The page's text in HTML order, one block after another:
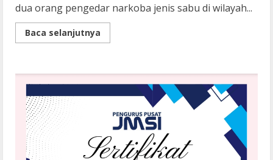
dua orang pengedar narkoba jenis sabu di wilayah...
Baca selanjutnya
more
Melalui
Facebook,
Pengedar
Diringkus
Sat
Narkoba
Polres
Tanjung